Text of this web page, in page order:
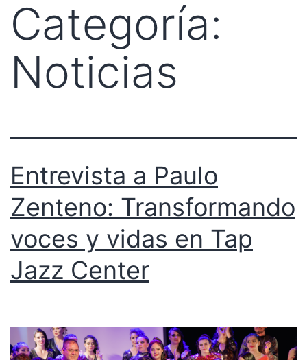
Categoría:
Noticias
Entrevista a Paulo
Zenteno: Transformando
voces y vidas en Tap
Jazz Center